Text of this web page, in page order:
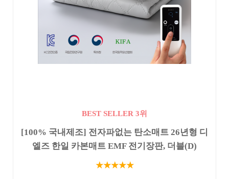
BEST SELLER 3위
[100% 국내제조] 전자파없는 탄소매트 26년형 디
엘즈 한일 카본매트 EMF 전기장판, 더블(D)
★★★★★